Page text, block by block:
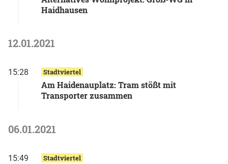
Haidhausen
12.01.2021
15:28 Stadtviertel
Am Haidenauplatz: Tram stößt mit
Transporter zusammen
06.01.2021
15:49 Stadtviertel